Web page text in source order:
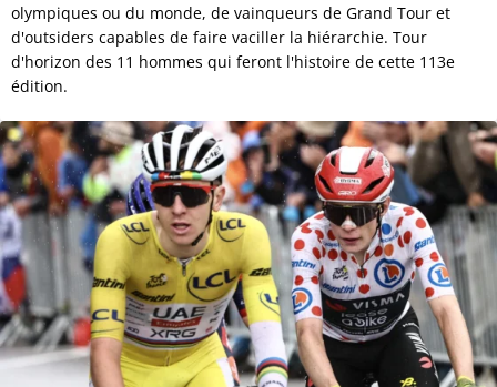
olympiques ou du monde, de vainqueurs de Grand Tour et
d'outsiders capables de faire vaciller la hiérarchie. Tour
d'horizon des 11 hommes qui feront l'histoire de cette 113e
édition.